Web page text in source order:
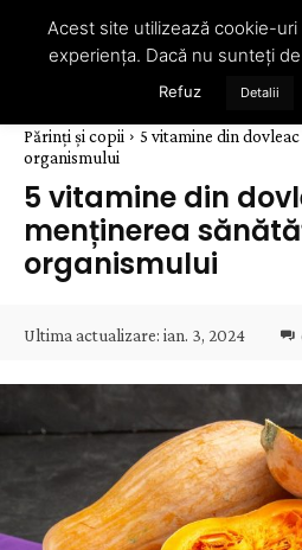
Părinți și copii
5 vitamine din
organismului
5 vitamine din
menținerea
organismului
Ultima actualizare: ian. 3, 2024
Acest site utilizează cookie-
experiența. Dacă nu sunteți
Refuz Detalii